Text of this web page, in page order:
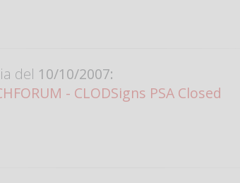
del 10/10/2007:
- CLODSigns PSA Closed